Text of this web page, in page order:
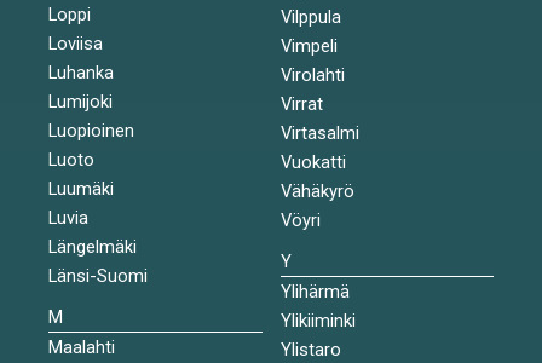
Loppi
Loviisa
Luhanka
Lumijoki
Luopioinen
Luoto
Luumäki
Luvia
Längelmäki
Länsi-Suomi
M
Maalahti
Vilppula
Vimpeli
Virolahti
Virrat
Virtasalmi
Vuokatti
Vähäkyrö
Vöyri
Y
Ylihärmä
Ylikiiminki
Ylistaro